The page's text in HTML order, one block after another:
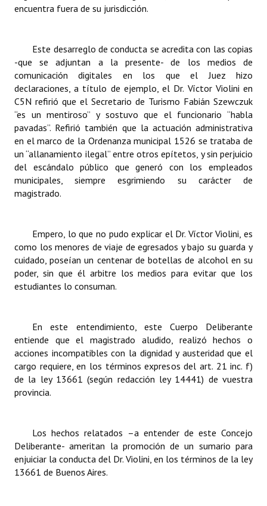
encuentra fuera de su jurisdicción.
Este desarreglo de conducta se acredita con las copias
-que se adjuntan a la presente- de los medios de
comunicación digitales en los que el Juez hizo
declaraciones, a título de ejemplo, el Dr. Víctor Violini en
C5N refirió que el Secretario de Turismo Fabián Szewczuk
“es un mentiroso” y sostuvo que el funcionario “habla
pavadas”. Refirió también que la actuación administrativa
en el marco de la Ordenanza municipal 1526 se trataba de
un “allanamiento ilegal” entre otros epítetos, y sin perjuicio
del escándalo público que generó con los empleados
municipales, siempre esgrimiendo su carácter de
magistrado.
Empero, lo que no pudo explicar el Dr. Víctor Violini, es
como los menores de viaje de egresados y bajo su guarda y
cuidado, poseían un centenar de botellas de alcohol en su
poder, sin que él arbitre los medios para evitar que los
estudiantes lo consuman.
En este entendimiento, este Cuerpo Deliberante
entiende que el magistrado aludido, realizó hechos o
acciones incompatibles con la dignidad y austeridad que el
cargo requiere, en los términos expresos del art. 21 inc. f)
de la ley 13661 (según redacción ley 14441) de vuestra
provincia.
Los hechos relatados –a entender de este Concejo
Deliberante- ameritan la promoción de un sumario para
enjuiciar la conducta del Dr. Violini, en los términos de la ley
13661 de Buenos Aires.